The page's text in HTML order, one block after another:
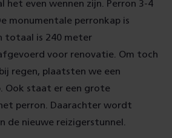
het even wennen zijn. Perron 3-4
monumentale perronkap is
totaal is 240 meter
voor renovatie. Om toch
regen, plaatsten we een
Ook staat er een grote
perron. Daarachter wordt
de nieuwe reizigerstunnel.